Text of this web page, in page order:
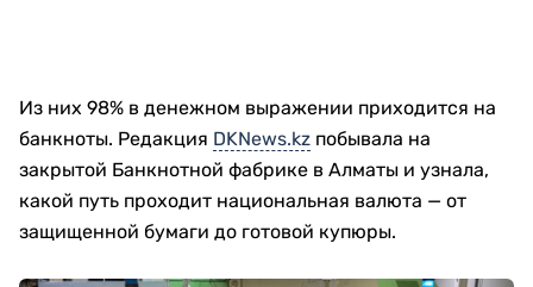
Из них 98% в денежном выражении приходится на
банкноты. Редакция DKNews.kz побывала на
закрытой Банкнотной фабрике в Алматы и узнала,
какой путь проходит национальная валюта — от
защищенной бумаги до готовой купюры.